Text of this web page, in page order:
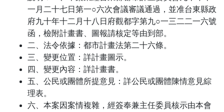
一月二十七日第一○六次會議審議通過，並准台東縣政
府九十年十二月十八日府觀都字第九○一三二二一六號
函，檢附計畫書、圖報請核定等由到部。
二、法令依據：都市計畫法第二十六條。
三、變更位置：詳計畫圖示。
四、變更內容：詳計畫書。
五、公民或團體所提意見：詳公民或團體陳情意見綜
理表。
六、本案因案情複雜，經簽奉兼主任委員核示由本會